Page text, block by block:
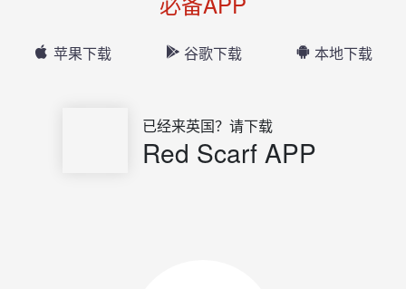
苹果下载 谷歌下载 本地下载
已经来英国？请下载
Red Scarf APP